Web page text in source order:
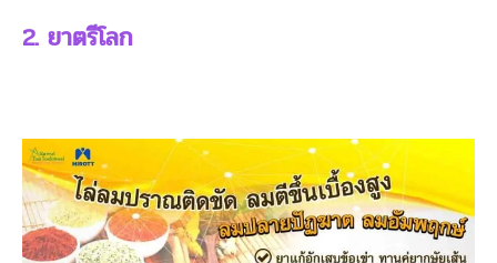
2. ยาตรีโลก